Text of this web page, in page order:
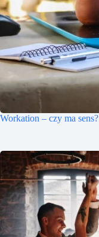
Workation – czy ma sens?